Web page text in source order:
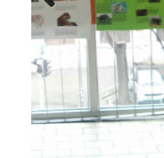
Previ
ous